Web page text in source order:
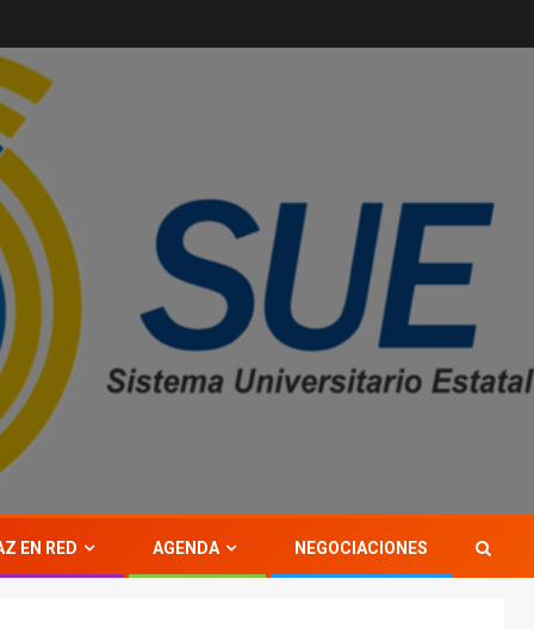
EN RED AGENDA NEGOCIACIONES